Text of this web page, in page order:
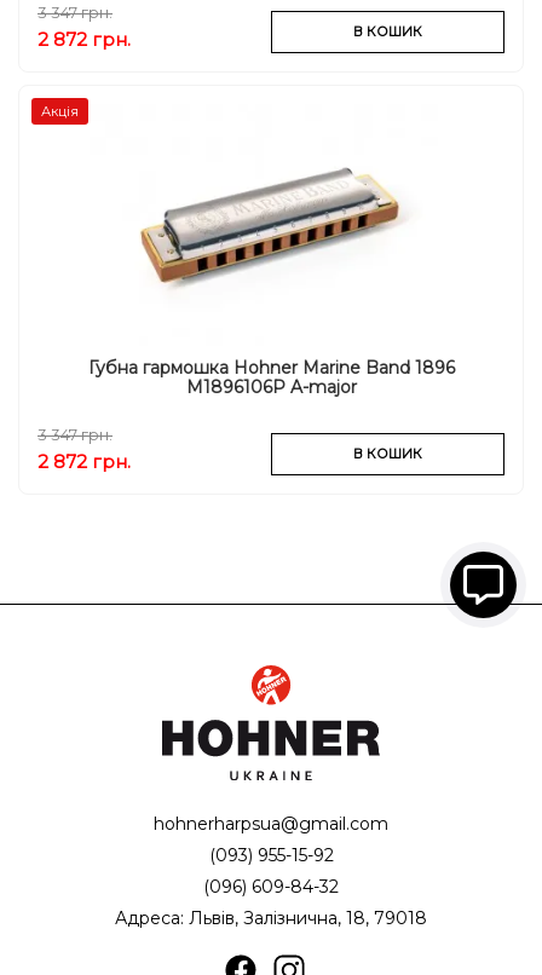
3 347 грн.
2 872 грн. В КОШИК
Акція
Губна гармошка Hohner Marine Band 1896
M1896106P A-major
3 347 грн.
2 872 грн. В КОШИК
hohnerharpsua@gmail.com
(093) 955-15-92
(096) 609-84-32
Адреса: Львів, Залізнична, 18, 79018